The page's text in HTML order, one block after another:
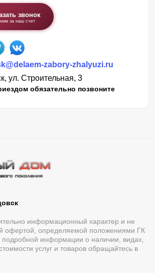
звонок
за наш счет
zabory-zhalyuzi.ru
ул. Строительная, 3
обязательно позвоните
информационный характер и не
офертой, определяемой положениями ГК
информации о наличии, видах,
услуг и товаров обращайтесь в